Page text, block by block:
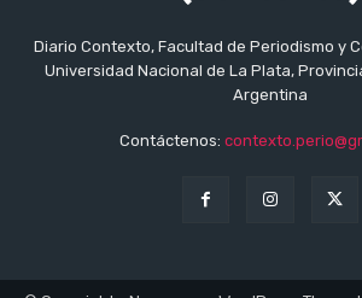
Diario Contexto, Facultad de Periodismo y
Universidad Nacional de La Plata,
Argentina
Contáctenos: